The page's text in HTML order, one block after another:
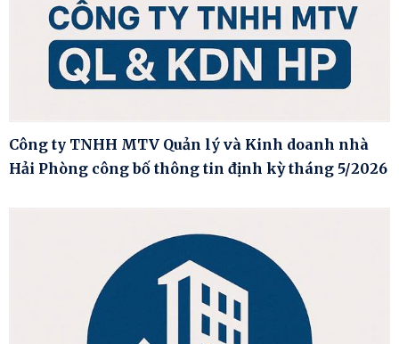
Công ty TNHH MTV Quản lý và Kinh doanh nhà
Hải Phòng công bố thông tin định kỳ tháng 5/2026